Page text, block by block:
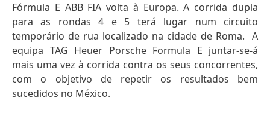
Fórmula E ABB FIA volta à Europa. A corrida dupla
para as rondas 4 e 5 terá lugar num circuito
temporário de rua localizado na cidade de Roma. A
equipa TAG Heuer Porsche Formula E juntar-se-á
mais uma vez à corrida contra os seus concorrentes,
com o objetivo de repetir os resultados bem
sucedidos no México.